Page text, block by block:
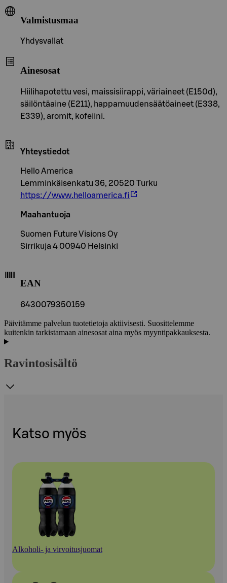
Valmistusmaa
Yhdysvallat
Ainesosat
Hiilihapotettu vesi, maissisiirappi, väriaineet (E150d),
säilöntäaine (E211), happamuudensäätöaineet (E338,
E339), aromit, kofeiini.
Yhteystiedot
Hello America
Lemminkäisenkatu 36, 20520 Turku
https://www.helloamerica.fi
Maahantuoja
Suomen Future Visions Oy
Sirrikuja 4 00940 Helsinki
EAN
6430079350159
Päivitämme palvelun tuotetietoja aktiivisesti. Suosittelemme
kuitenkin tarkistamaan ainesosat aina myös myyntipakkauksesta.
Ravintosisältö
Katso myös
Alkoholi- ja virvoitusjuomat